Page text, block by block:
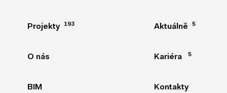
Projekty 193
Projekty 193
O nás
O nás
BIM
BIM
Aktuálně 5
Aktuálně 5
Kariéra 5
Kariéra 5
Kontakty
Kontakty